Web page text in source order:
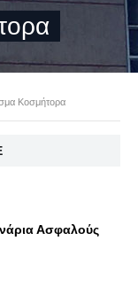
Κοσμήτορα
Ασφαλούς